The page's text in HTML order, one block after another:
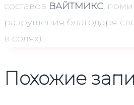
составов ВАЙТМИКС,
разрушения благодаря
в солях).
Похожие